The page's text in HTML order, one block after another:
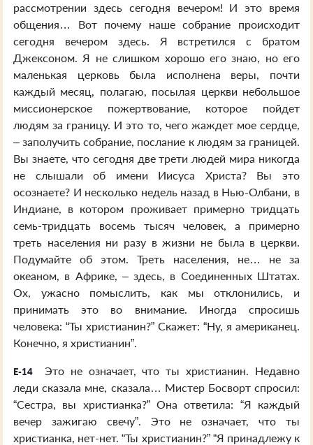
рассмотрении здесь сегодня вечером! И это время
общения… Вот почему наше собрание происходит
сегодня вечером здесь. Я встретился с братом
Джексоном. Я не слишком хорошо его знаю, но его
маленькая церковь была исполнена веры, почти
каждый месяц, полагаю, посылая церкви небольшое
миссионерское пожертвование, которое пойдет
людям за границу. И это то, чего жаждет мое сердце,
– заполучить собрание, послание к людям за границей.
Вы знаете, что сегодня две трети людей мира никогда
не слышали об имени Иисуса Христа? Вы это
осознаете? И несколько недель назад в Нью-Олбани, в
Индиане, в котором проживает примерно тридцать
семь-тридцать восемь тысяч человек, а примерно
треть населения ни разу в жизни не была в церкви.
Подумайте об этом. Треть населения, не… не за
океаном, в Африке, – здесь, в Соединенных Штатах.
Ох, ужасно помыслить, как мы отклонились, и
принимать это во внимание. Иногда спросишь
человека: “Ты христианин?” Скажет: “Ну, я американец.
Конечно, я христианин”.
E-14
Это не означает, что ты христианин. Недавно
леди сказала мне, сказала… Мистер Босворт спросил:
“Сестра, вы христианка?” Она ответила: “Я каждый
вечер зажигаю свечу”. Это не означает, что ты
христианка, нет-нет. “Ты христианин?” “Я принадлежу к